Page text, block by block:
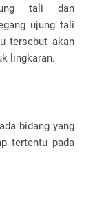
tali dan
ujung tali
tersebut akan
lingkaran.
bidang yang
tertentu pada